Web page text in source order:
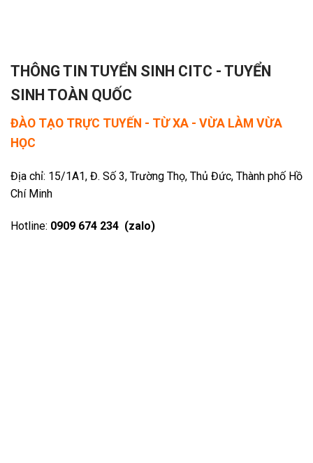
THÔNG TIN TUYỂN SINH CITC - TUYỂN
SINH TOÀN QUỐC
ĐÀO TẠO TRỰC TUYẾN - TỪ XA - VỪA LÀM VỪA
HỌC
Địa chỉ: 15/1A1, Đ. Số 3, Trường Thọ, Thủ Đức, Thành phố Hồ
Chí Minh
Hotline: 0909 674 234 (zalo)